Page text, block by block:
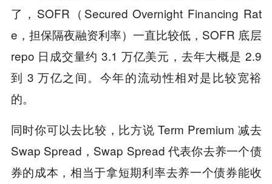
了，SOFR（Secured Overnight Financing Rat
e，担保隔夜融资利率）一直比较低，SOFR 底层
repo 日成交量约 3.1 万亿美元，去年大概是 2.9
到 3 万亿之间。今年的流动性相对是比较宽裕
的。
同时你可以去比较，比方说 Term Premium 减去
Swap Spread，Swap Spread 代表你去养一个债
券的成本，相当于拿短期利率去养一个债券能收